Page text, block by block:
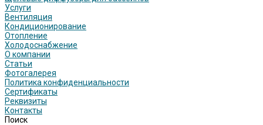
Услуги
Вентиляция
Кондиционирование
Отопление
Холодоснабжение
О компании
Статьи
Фотогалерея
Политика конфиденциальности
Сертификаты
Реквизиты
Контакты
Поиск